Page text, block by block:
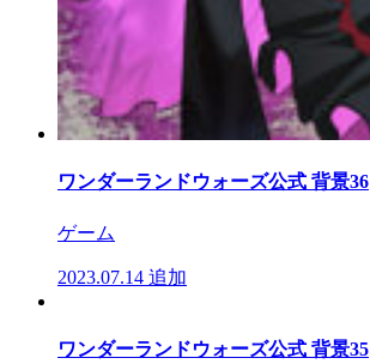
ワンダーランドウォーズ公式 背景36
ゲーム
2023.07.14 追加
ワンダーランドウォーズ公式 背景35